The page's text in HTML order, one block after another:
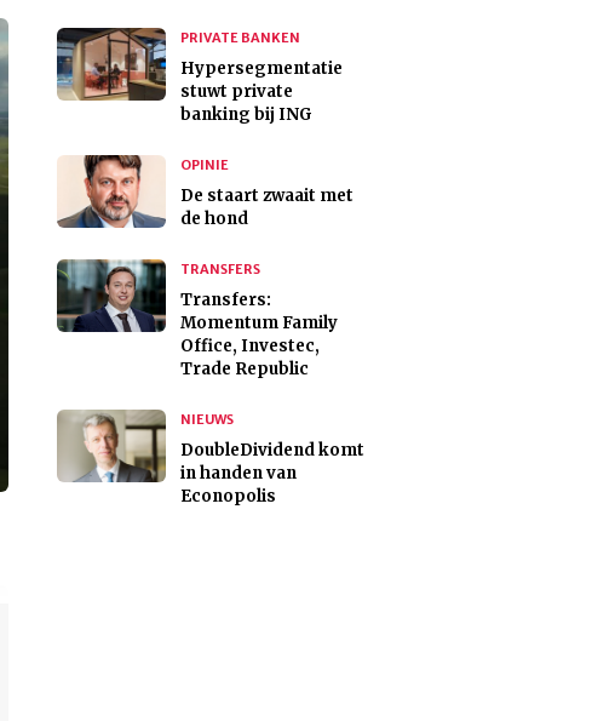
PRIVATE BANKEN
Hypersegmentatie
stuwt private
banking bij ING
OPINIE
De staart zwaait met
de hond
TRANSFERS
Transfers:
Momentum Family
Office, Investec,
Trade Republic
NIEUWS
DoubleDividend komt
in handen van
Econopolis